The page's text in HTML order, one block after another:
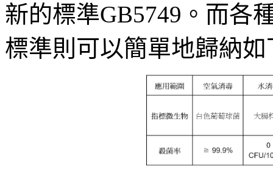
新的標準GB5749。而各
標準則可以簡單地歸納如